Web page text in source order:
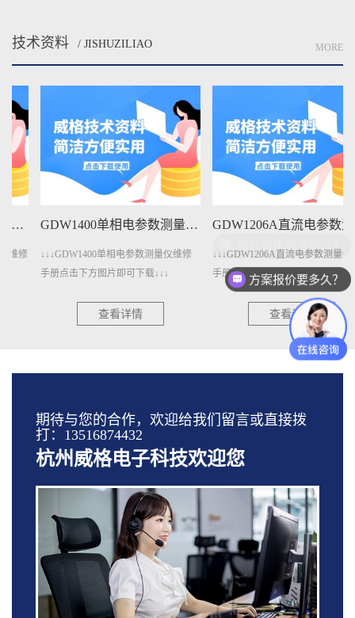
技术资料 / JISHUZILIAO MORE
GDW1400单相电参数测量仪维修手册下载
↓↓↓GDW1400单相电参数测量仪维修
手册点击下方图片即可下载↓↓↓
查看详情
GDW1206A直流电参数测量仪维修手册下载
↓↓↓GDW1206A直流电参数测量仪维修
手册点击下方图片即可下载↓↓↓
查看详情
期待与您的合作，欢迎给我们留言或直接拨
打：13516874432
杭州威格电子科技欢迎您
方案报价要多久？